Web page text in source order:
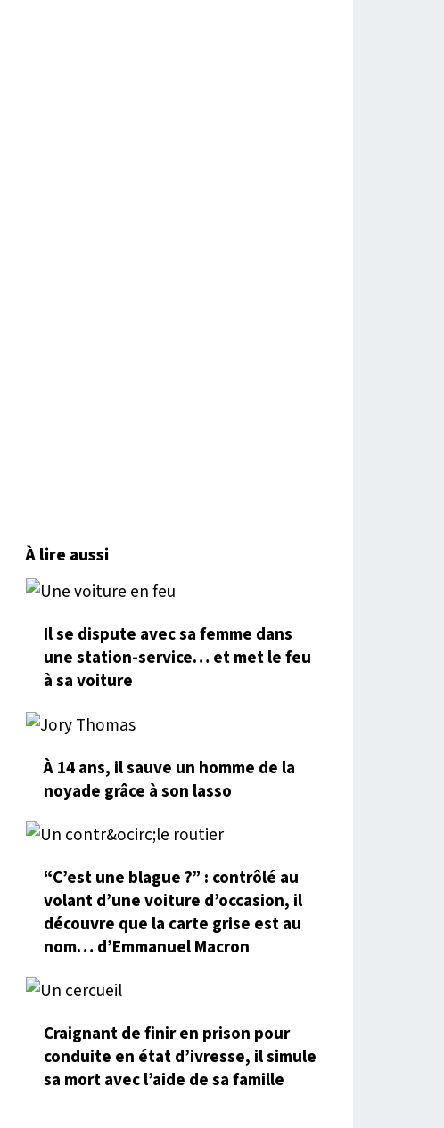
À lire aussi
Il se dispute avec sa femme dans
une station-service… et met le feu
à sa voiture
À 14 ans, il sauve un homme de la
noyade grâce à son lasso
“C’est une blague ?” : contrôlé au
volant d’une voiture d’occasion, il
découvre que la carte grise est au
nom… d’Emmanuel Macron
Craignant de finir en prison pour
conduite en état d’ivresse, il simule
sa mort avec l’aide de sa famille